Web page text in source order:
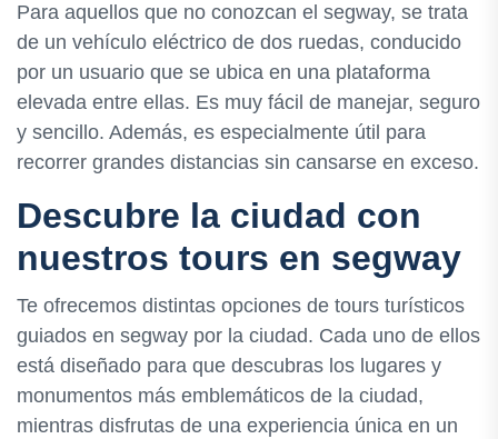
Para aquellos que no conozcan el segway, se trata
de un vehículo eléctrico de dos ruedas, conducido
por un usuario que se ubica en una plataforma
elevada entre ellas. Es muy fácil de manejar, seguro
y sencillo. Además, es especialmente útil para
recorrer grandes distancias sin cansarse en exceso.
Descubre la ciudad con
nuestros tours en segway
Te ofrecemos distintas opciones de tours turísticos
guiados en segway por la ciudad. Cada uno de ellos
está diseñado para que descubras los lugares y
monumentos más emblemáticos de la ciudad,
mientras disfrutas de una experiencia única en un